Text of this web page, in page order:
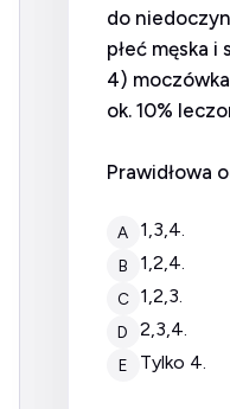
do
płeć męska i
4)
ok. 10%
Prawidłowa
A 1,3,4.
B 1,2,4.
C 1,2,3.
D 2,3,4.
E tylko 4.